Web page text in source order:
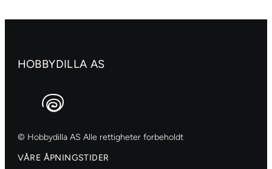
HOBBYDILLA AS
© Hobbydilla AS Alle rettigheter forbeholdt
VÅRE ÅPNINGSTIDER